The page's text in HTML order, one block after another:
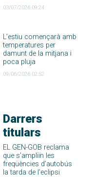
03/07/2026 09:24
L’estiu començarà amb
temperatures per
damunt de la mitjana i
poca pluja
09/06/2026 02:52
Darrers
titulars
EL GEN-GOB reclama
que s’ampliïn les
freqüències d’autobús
la tarda de l’eclipsi